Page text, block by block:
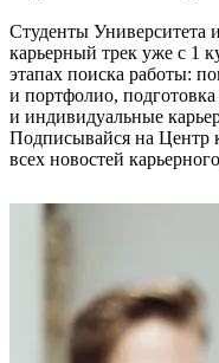
Студенты Университета
карьерный трек уже с 1
этапах поиска работы:
и портфолио,
и индивидуальные
Подписывайся на Центр
всех новостей